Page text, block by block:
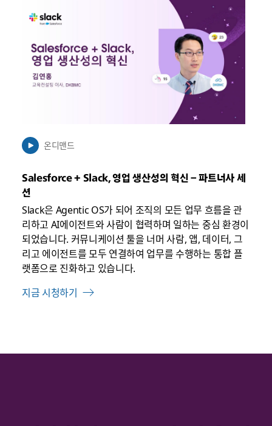
크
수
있
온디맨드
Salesforce + Slack, 영업 생산성의 혁신 – 파트너사 세
션
Slack은 Agentic OS가 되어 조직의 모든 업무 흐름을 관
리하고 AI에이전트와 사람이 협력하며 일하는 중심 환경이
되었습니다. 커뮤니케이션 툴을 너머 사람, 앱, 데이터, 그
리고 에이전트를 모두 연결하여 업무를 수행하는 통합 플
랫폼으로 진화하고 있습니다.
지금 시청하기